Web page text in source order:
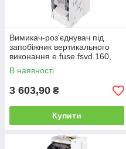
Вимикач-роз'єднувач під
запобіжник вертикального
виконання e.fuse.fsvd.160,
габарит 00, 3 полюса, 160А
В наявності
3 603,90 ₴
Купити